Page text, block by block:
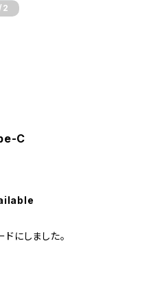
/2
C
にしました。